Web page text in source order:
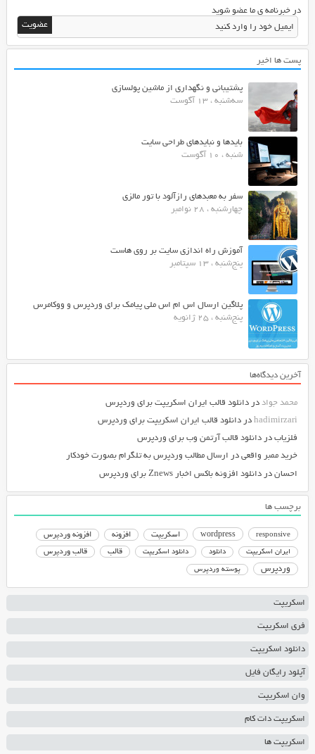
در خبرنامه ی ما عضو شوید
پست ها اخیر
پشتیبانی و نگهداری از ماشین پولسازی
سه‌شنبه ، 13 آگوست
بایدها و نبایدهای طراحی سایت
شنبه ، 10 آگوست
سفر به معبدهای رازآلود با تور مالزی
چهارشنبه ، 28 نوامبر
آموزش راه اندازی سایت بر روی هاست
پنج‌شنبه ، 13 سپتامبر
پلاگین ارسال اس ام اس ملی پیامک برای وردپرس و ووکامرس
پنج‌شنبه ، 25 ژانویه
آخرین دیدگاه‌ها
محمد جواددر دانلود قالب ایران اسکریپت برای وردپرس
hadimirzariدر دانلود قالب ایران اسکریپت برای وردپرس
فلزیابدر دانلود قالب آرتمن وب برای وردپرس
خرید ممبر واقعیدر ارسال مطالب وردپرس به تلگرام بصورت خودکار
احساندر دانلود افزونه باکس اخبار Znews برای وردپرس
برچسب ها
responsive
wordpress اسکریپت افزونه افزونه وردپرس
ایران اسکریپت دانلود دانلود اسکریپت قالب قالب وردپرس
وردپرس پوسته وردپرس
اسکریپت
فری اسکریپت
دانلود اسکریپت
آپلود رایگان فایل
وان اسکریپت
اسکریپت دات کام
اسکریپت ها